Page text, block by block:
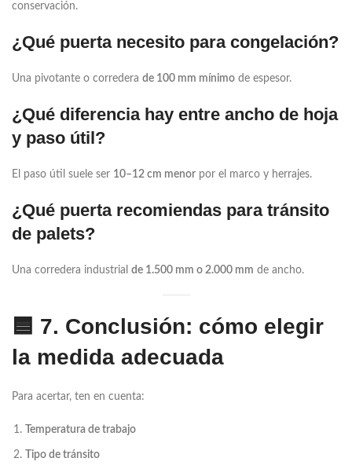
conservación.
¿Qué puerta necesito para congelación?
Una pivotante o corredera de 100 mm mínimo de espesor.
¿Qué diferencia hay entre ancho de hoja
y paso útil?
El paso útil suele ser 10–12 cm menor por el marco y herrajes.
¿Qué puerta recomiendas para tránsito
de palets?
Una corredera industrial de 1.500 mm o 2.000 mm de ancho.
🟦 7. Conclusión: cómo elegir
la medida adecuada
Para acertar, ten en cuenta:
Temperatura de trabajo
Tipo de tránsito